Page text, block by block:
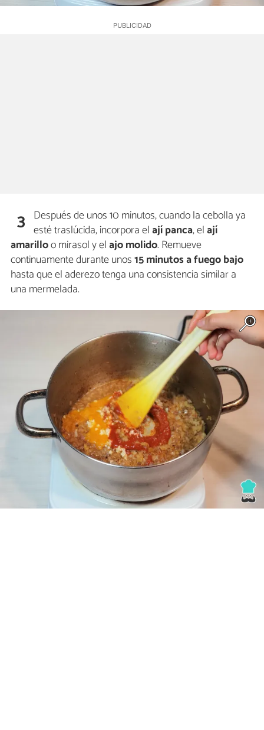
3 Después de unos 10 minutos, cuando la cebolla ya
esté traslúcida, incorpora elají panca, elají
amarilloo mirasol y elajo molido. Remueve
continuamente durante unos15 minutos a fuego bajo
hasta que el aderezo tenga una consistencia similar a
una mermelada.